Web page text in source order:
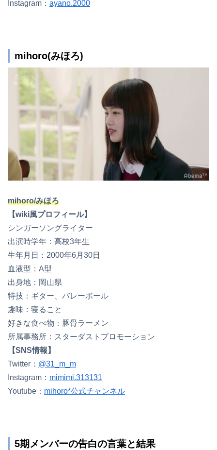
Instagram： ayano.2000
mihoro(みほろ)
mihoro/みほろ
【wiki風プロフィール】
シンガーソングライター
出演時学年：高校3年生
生年月日：2000年6月30日
血液型：A型
出身地：岡山県
特技：ギター、バレーボール
趣味：寝ること
好きな食べ物：豚骨ラーメン
所属事務所：スターダストプロモーション
【SNS情報】
Twitter： @31_m_m
Instagram： mimimi.313131
Youtube： mihoro*公式チャンネル
5期メンバーの告白の言葉と結果